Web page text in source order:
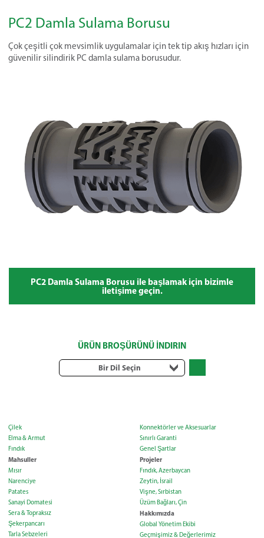
PC2 Damla Sulama Borusu
Çok çeşitli çok mevsimlik uygulamalar için tek tip akış hızları için
güvenilir silindirik PC damla sulama borusudur.
PC2 Damla Sulama Borusu ile başlamak için bizimle
iletişime geçin.
ÜRÜN BROŞÜRÜNÜ İNDIRIN
Bir Dil Seçin
Çilek
Elma & Armut
Fındık
Mahsuller
Mısır
Narenciye
Patates
Sanayi Domatesi
Sera & Topraksız
Şekerpancarı
Tarla Sebzeleri
Konnektörler ve Aksesuarlar
Sınırlı Garanti
Genel Şartlar
Projeler
Fındık, Azerbaycan
Zeytin, İsrail
Vişne, Sırbistan
Üzüm Bağları, Çin
Hakkımızda
Global Yönetim Ekibi
Geçmişimiz & Değerlerimiz